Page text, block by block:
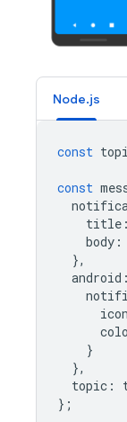
Node.js
const
const
title :
body :
},
android :
icon
}
},
topic :
};